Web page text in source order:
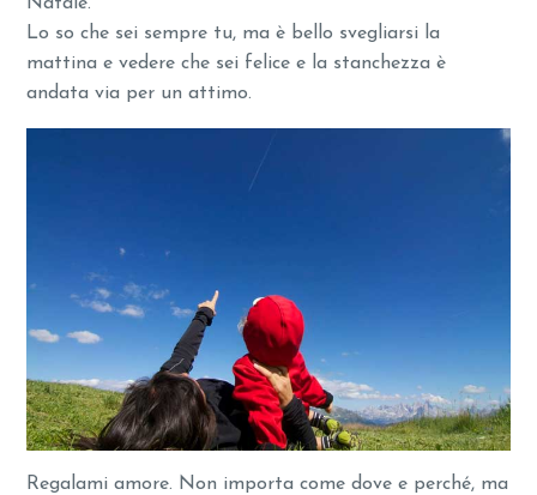
Lo so che sei sempre tu, ma è bello svegliarsi la
mattina e vedere che sei felice e la stanchezza è
andata via per un attimo.
Regalami amore. Non importa come dove e perché, ma